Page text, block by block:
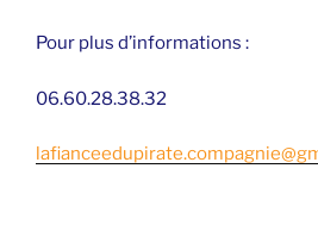
Pour plus d’informations :
06.60.28.38.32